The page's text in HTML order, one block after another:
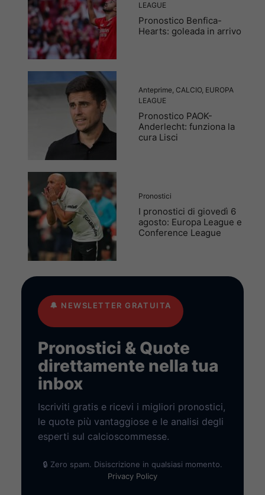
LEAGUE
Pronostico Benfica-
Hearts: goleada in arrivo
Anteprime, CALCIO, EUROPA
LEAGUE
Pronostico PAOK-
Anderlecht: funziona la
cura Lisci
Pronostici
I pronostici di giovedì 6
agosto: Europa League e
Conference League
🔔 NEWSLETTER GRATUITA
Pronostici & Quote
direttamente nella tua
inbox
Iscriviti gratis e ricevi i migliori pronostici,
le quote più vantaggiose e le analisi degli
esperti sul calcioscommesse.
🔒 Zero spam. Disiscrizione in qualsiasi momento.
Privacy Policy